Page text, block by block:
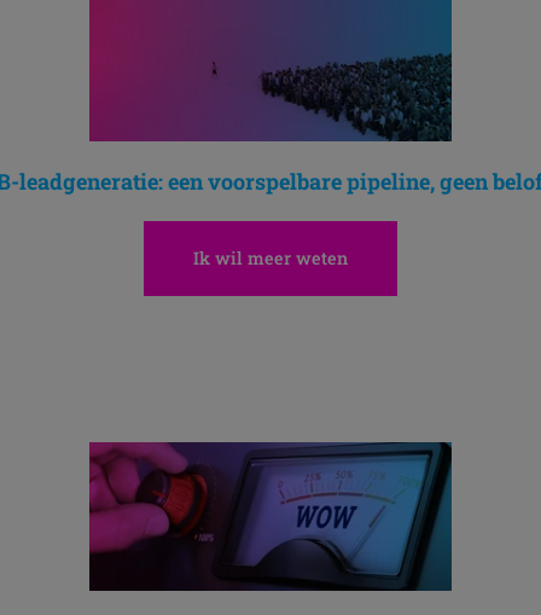
leadgeneratie: een voorspelbare pipeline, geen
Ik wil meer weten